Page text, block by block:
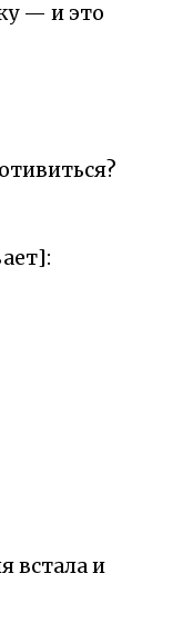
— и это
встала и